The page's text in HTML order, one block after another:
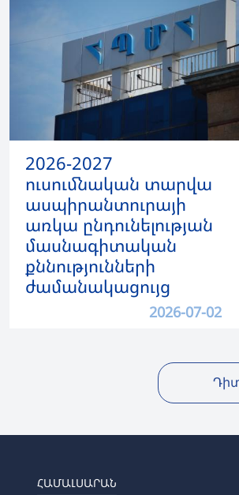
2026-2027
ուսումնական տարվա
ասպիրանտուրայի
առկա ընդունելության
մասնագիտական
քննությունների
ժամանակացույց
2026-07-02
ՀԱՄԱԼՍԱՐԱՆ